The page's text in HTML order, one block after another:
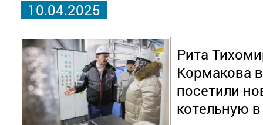
10.04.2025
Рита
Кормакова
посетили
котельную